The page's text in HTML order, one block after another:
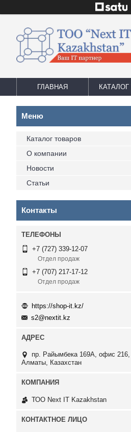
ГЛАВНАЯ
Каталог товаров
О компании
Новости
Статьи
Контакты
+7 (727) 339-12-07
Отдел продаж
+7 (707) 217-17-12
Отдел продаж
https://shop-it.kz/
s2@nextit.kz
пр. Райымбека 169А, офис 216,
Алматы, Казахстан
ТОО Next IT Kazakhstan